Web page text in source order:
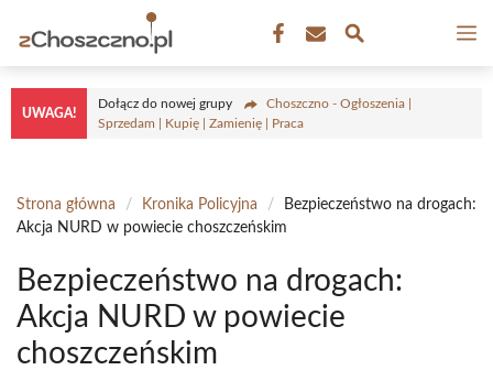
treści
UWAGA!
Dołącz do nowej grupy
Choszczno - Ogłoszenia |
Sprzedam | Kupię | Zamienię | Praca
Strona główna / Kronika Policyjna /
Bezpieczeństwo na drogach:
Akcja NURD w powiecie choszczeńskim
Bezpieczeństwo na drogach:
Akcja NURD w powiecie
choszczeńskim